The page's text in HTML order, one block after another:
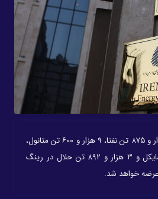
امروز دوم آبان ۱۴۰۱، ۱۰ هزار و ۸۷۵ تن نفتا، ۹ هزار و ۶۰۰ تن متانول،
۴ هزار و ۴۰۰ تن آیزوریسایکل و ۳ هزار و ۸۹۲ تن حلال در رینگ
عرضه خواهد شد.